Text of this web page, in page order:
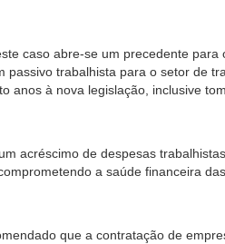
caso abre-se um precedente para
passivo trabalhista para o setor de
anos à nova legislação, inclusive
acréscimo de despesas
a saúde financeira
que a contratação de